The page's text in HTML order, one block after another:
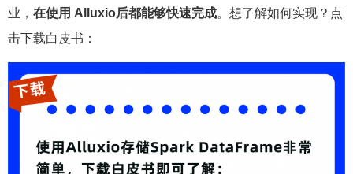
业， 在使用 Alluxio后都能够快速完成。想了解如何实现？点
击下载白皮书：